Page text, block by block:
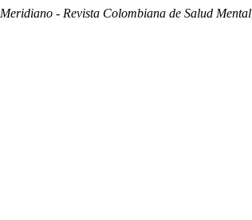
Meridiano - Revista Colombiana de Salud Mental